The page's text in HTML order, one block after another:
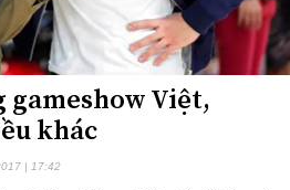
Việt,
khác
| 17:42